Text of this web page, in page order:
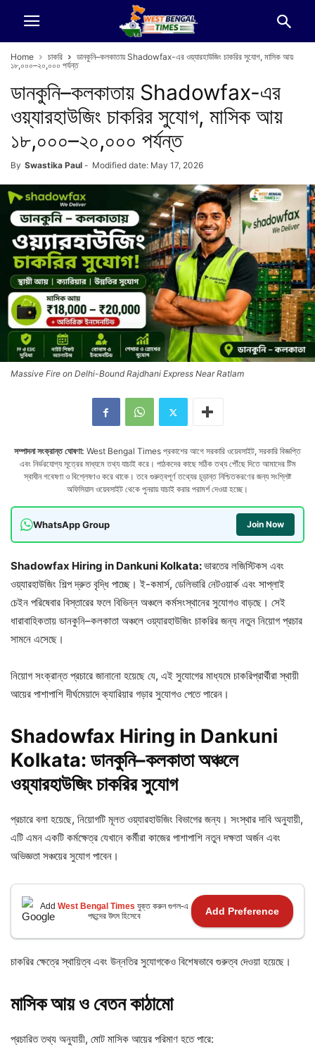
Home চাকরি
ডানকুনি–কলকাতায় Shadowfax-এর ওয়্যারহাউজিং চাকরির সুযোগ, মাসিক আয়
১৮,০০০–২০,০০০ পর্যন্ত
ডানকুনি–কলকাতায় Shadowfax-এর
ওয়্যারহাউজিং চাকরির সুযোগ, মাসিক আয়
১৮,০০০–২০,০০০ পর্যন্ত
By Swastika Paul - Modified date: May 17, 2026
Massive Fire on Delhi-Bound Rajdhani Express Near Ratlam
সম্পাদনা সংক্রান্ত ঘোষণা: West Bengal Times প্রকাশের আগে সরকারি ওয়েবসাইট, সরকারি বিজ্ঞপ্তি
এবং নির্ভরযোগ্য সূত্রের মাধ্যমে তথ্য যাচাই করে। পাঠকদের কাছে সঠিক তথ্য পৌঁছে দিতে আমাদের টিম
স্বাধীন গবেষণা ও বিশ্লেষণও করে থাকে। তবে গুরুত্বপূর্ণ তথ্যের চূড়ান্ত নিশ্চিতকরণের জন্য সংশ্লিষ্ট
অফিসিয়াল ওয়েবসাইট থেকে পুনরায় যাচাই করার পরামর্শ দেওয়া হচ্ছে।
WhatsApp Group Join Now
Shadowfax Hiring in Dankuni Kolkata:ভারতের লজিস্টিকস এবং
ওয়্যারহাউজিং শিল্প দ্রুত বৃদ্ধি পাচ্ছে। ই-কমার্স, ডেলিভারি নেটওয়ার্ক এবং সাপ্লাই
চেইন পরিষেবার বিস্তারের ফলে বিভিন্ন অঞ্চলে কর্মসংস্থানের সুযোগও বাড়ছে। সেই
ধারাবাহিকতায় ডানকুনি–কলকাতা অঞ্চলে ওয়্যারহাউজিং চাকরির জন্য নতুন নিয়োগ প্রচার
সামনে এসেছে।
নিয়োগ সংক্রান্ত প্রচারে জানানো হয়েছে যে, এই সুযোগের মাধ্যমে চাকরিপ্রার্থীরা স্থায়ী
আয়ের পাশাপাশি দীর্ঘমেয়াদে ক্যারিয়ার গড়ার সুযোগও পেতে পারেন।
Shadowfax Hiring in Dankuni
Kolkata: ডানকুনি–কলকাতাঅঞ্চলে
ওয়্যারহাউজিংচাকরিরসুযোগ
প্রচারে বলা হয়েছে, নিয়োগটি মূলত ওয়্যারহাউজিং বিভাগের জন্য। সংস্থার দাবি অনুযায়ী,
এটি এমন একটি কর্মক্ষেত্র যেখানে কর্মীরা কাজের পাশাপাশি নতুন দক্ষতা অর্জন এবং
অভিজ্ঞতা সঞ্চয়ের সুযোগ পাবেন।
Add West Bengal Times যুক্ত করুন গুগল-এ
পছন্দের উৎস হিসেবে
Add Preference
চাকরির ক্ষেত্রে স্থায়িত্ব এবং উন্নতির সুযোগকেও বিশেষভাবে গুরুত্ব দেওয়া হয়েছে।
মাসিকআয়ও বেতনকাঠামো
প্রচারিত তথ্য অনুযায়ী, মোট মাসিক আয়ের পরিমাণ হতে পারে: